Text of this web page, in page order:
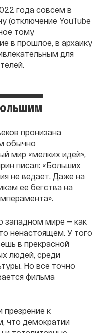
года совсем в
(отключение YouTube
тому
в прошлое, в архаику
для
пронизана
обычно
мир «мелких идей»,
писал: «Больших
не ведает. Даже на
ее бегства на
западном мире — как
ненастоящем. У того
в прекрасной
людей, среди
Но все точно
фильма
к
что демократии